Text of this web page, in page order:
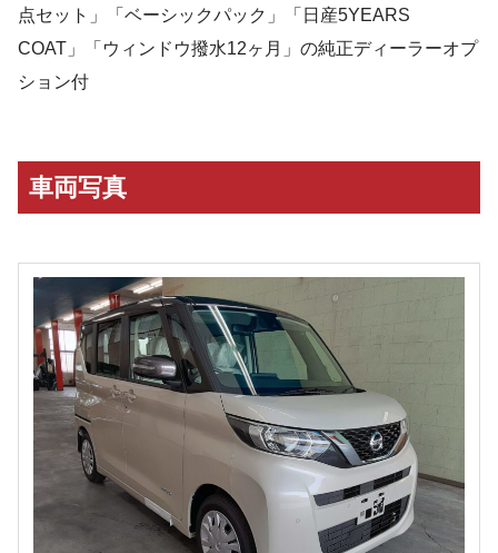
点セット」「ベーシックパック」「日産5YEARS
COAT」「ウィンドウ撥水12ヶ月」の純正ディーラーオプ
ション付
車両写真